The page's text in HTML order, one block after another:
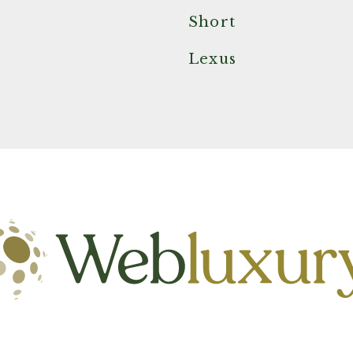
Short
Lexus